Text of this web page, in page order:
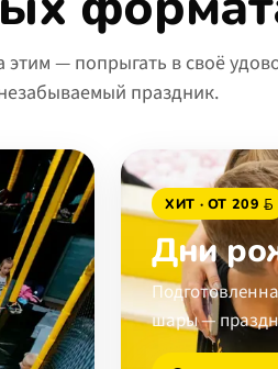
— попрыгать в своё
праздник.
ХИТ · ОТ 209
Дни
шары —